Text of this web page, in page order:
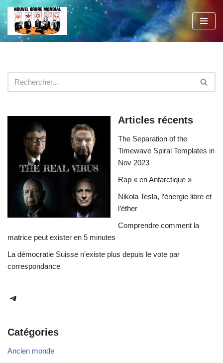
Aller
au
Articles récents
The Separation of the
Timewave Spiral Templates in
Nov 2023
Rap « en Antarctique »
Nikola Tesla, l’énergie libre et
l’éther
Comprendre comment la
matrice peut exister en 5 minutes
La démocratie Suisse n’existe plus depuis le vote par
correspondance
Catégories
Ancien monde